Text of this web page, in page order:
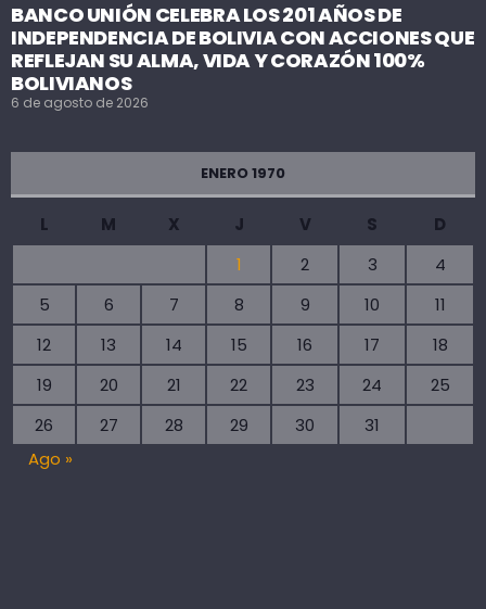
BANCO UNIÓN CELEBRA LOS 201 AÑOS DE
INDEPENDENCIA DE BOLIVIA CON ACCIONES QUE
REFLEJAN SU ALMA, VIDA Y CORAZÓN 100%
BOLIVIANOS
6 de agosto de 2026
ENERO 1970
L M X J V S
D
1
2 3
4
5
6 7 8 9 10
11
12
13 14 15 16 17
18
19
20 21 22 23 24
25
26
27 28 29 30
31
Ago »